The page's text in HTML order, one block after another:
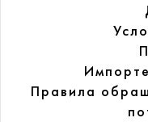
Правила